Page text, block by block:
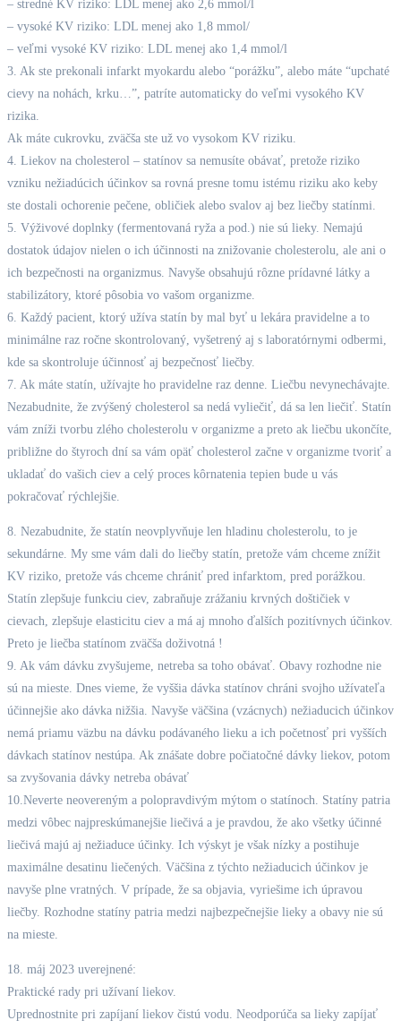
– stredné KV riziko: LDL menej ako 2,6 mmol/l
– vysoké KV riziko: LDL menej ako 1,8 mmol/
– veľmi vysoké KV riziko: LDL menej ako 1,4 mmol/l
3. Ak ste prekonali infarkt myokardu alebo “porážku”, alebo máte “upchaté
cievy na nohách, krku…”, patríte automaticky do veľmi vysokého KV
rizika.
Ak máte cukrovku, zväčša ste už vo vysokom KV riziku.
4. Liekov na cholesterol – statínov sa nemusíte obávať, pretože riziko
vzniku nežiadúcich účinkov sa rovná presne tomu istému riziku ako keby
ste dostali ochorenie pečene, obličiek alebo svalov aj bez liečby statínmi.
5. Výživové doplnky (fermentovaná ryža a pod.) nie sú lieky. Nemajú
dostatok údajov nielen o ich účinnosti na znižovanie cholesterolu, ale ani o
ich bezpečnosti na organizmus. Navyše obsahujú rôzne prídavné látky a
stabilizátory, ktoré pôsobia vo vašom organizme.
6. Každý pacient, ktorý užíva statín by mal byť u lekára pravidelne a to
minimálne raz ročne skontrolovaný, vyšetrený aj s laboratórnymi odbermi,
kde sa skontroluje účinnosť aj bezpečnosť liečby.
7. Ak máte statín, užívajte ho pravidelne raz denne. Liečbu nevynechávajte.
Nezabudnite, že zvýšený cholesterol sa nedá vyliečiť, dá sa len liečiť. Statín
vám zníži tvorbu zlého cholesterolu v organizme a preto ak liečbu ukončíte,
približne do štyroch dní sa vám opäť cholesterol začne v organizme tvoriť a
ukladať do vašich ciev a celý proces kôrnatenia tepien bude u vás
pokračovať rýchlejšie.
8. Nezabudnite, že statín neovplyvňuje len hladinu cholesterolu, to je
sekundárne. My sme vám dali do liečby statín, pretože vám chceme znížit
KV riziko, pretože vás chceme chrániť pred infarktom, pred porážkou.
Statín zlepšuje funkciu ciev, zabraňuje zrážaniu krvných doštičiek v
cievach, zlepšuje elasticitu ciev a má aj mnoho ďalších pozitívnych účinkov.
Preto je liečba statínom zväčša doživotná !
9. Ak vám dávku zvyšujeme, netreba sa toho obávať. Obavy rozhodne nie
sú na mieste. Dnes vieme, že vyššia dávka statínov chráni svojho užívateľa
účinnejšie ako dávka nižšia. Navyše väčšina (vzácnych) nežiaducich účinkov
nemá priamu väzbu na dávku podávaného lieku a ich početnosť pri vyšších
dávkach statínov nestúpa. Ak znášate dobre počiatočné dávky liekov, potom
sa zvyšovania dávky netreba obávať
10.Neverte neovereným a polopravdivým mýtom o statínoch. Statíny patria
medzi vôbec najpreskúmanejšie liečivá a je pravdou, že ako všetky účinné
liečivá majú aj nežiaduce účinky. Ich výskyt je však nízky a postihuje
maximálne desatinu liečených. Väčšina z týchto nežiaducich účinkov je
navyše plne vratných. V prípade, že sa objavia, vyriešime ich úpravou
liečby. Rozhodne statíny patria medzi najbezpečnejšie lieky a obavy nie sú
na mieste.
18. máj 2023 uverejnené:
Praktické rady pri užívaní liekov.
Uprednostnite pri zapíjaní liekov čistú vodu. Neodporúča sa lieky zapíjať